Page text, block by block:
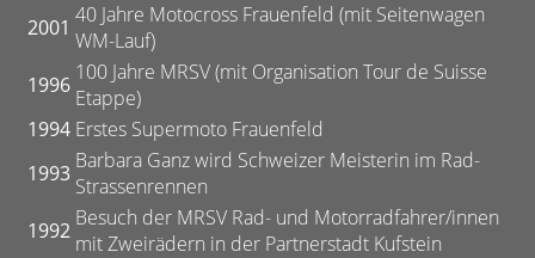
2001 40 Jahre Motocross Frauenfeld (mit Seitenwagen
WM-Lauf)
1996 100 Jahre MRSV (mit Organisation Tour de Suisse
Etappe)
1994 Erstes Supermoto Frauenfeld
1993 Barbara Ganz wird Schweizer Meisterin im Rad-
Strassenrennen
1992 Besuch der MRSV Rad- und Motorradfahrer/innen
mit Zweirädern in der Partnerstadt Kufstein